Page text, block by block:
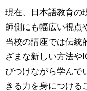
現在、日本語教育の
師側にも幅広い視点
当校の講座では伝統
ざまな新しい方法や
びつけながら学んで
きる力を身につける